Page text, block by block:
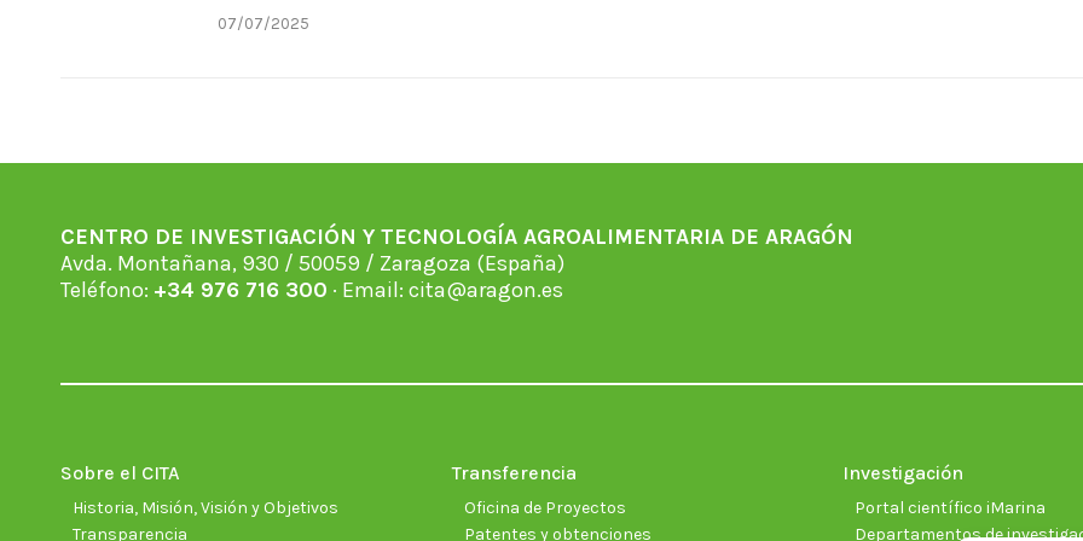
07/07/2025
CENTRO DE INVESTIGACIÓN Y TECNOLOGÍA AGROALIMENTARIA DE ARAGÓN
Avda. Montañana, 930 / 50059 / Zaragoza (España)
Teléfono: +34 976 716 300 · Email: cita@aragon.es
Sobre el CITA
Historia, Misión, Visión y Objetivos
Transparencia
Transferencia
Oficina de Proyectos
Patentes y obtenciones
Investigación
Portal científico iMarina
Departamentos de